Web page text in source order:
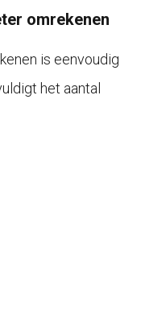
omrekenen
is eenvoudig
het aantal